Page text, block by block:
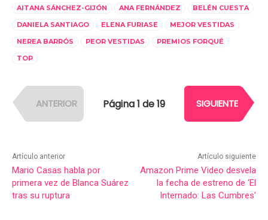
AITANA SÁNCHEZ-GIJÓN ANA FERNÁNDEZ
BELÉN CUESTA
DANIELA SANTIAGO
ELENA FURIASE
MEJOR VESTIDAS
NEREA BARRÓS
PEOR VESTIDAS
PREMIOS FORQUÉ
TOP
ANTERIOR Página 1 de 19 SIGUIENTE
Artículo anterior
Mario Casas habla por
primera vez de Blanca Suárez
tras su ruptura
Artículo siguiente
Amazon Prime Video desvela
la fecha de estreno de ‘El
Internado: Las Cumbres’